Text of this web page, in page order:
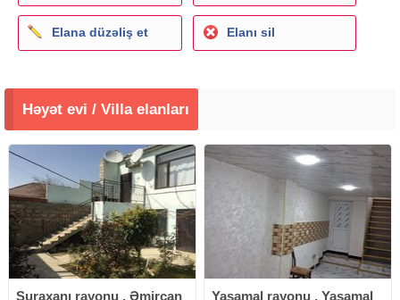
Elana düzəliş et Elanı sil
Həyət evi / Villa elanları
Suraxanı rayonu , Əmircan Yasamal rayonu , Yasamal